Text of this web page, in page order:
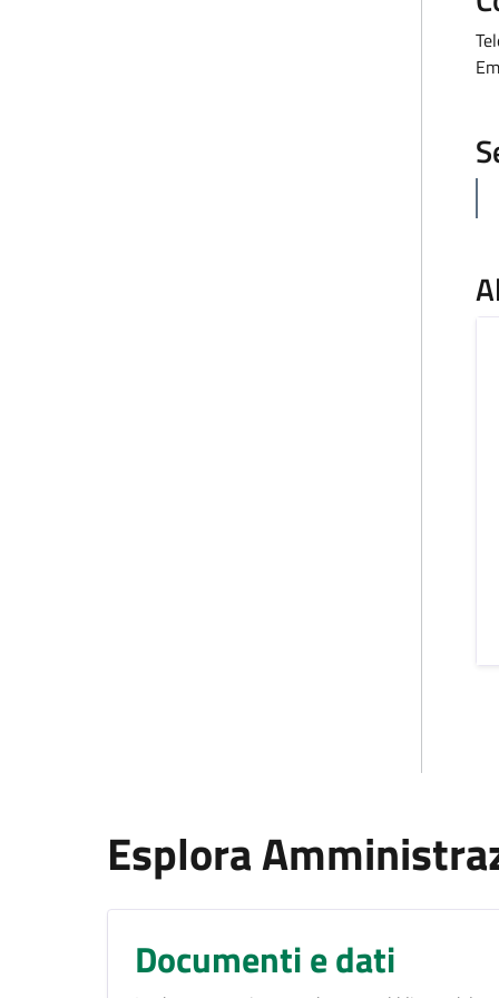
Esplora
Documenti e dati